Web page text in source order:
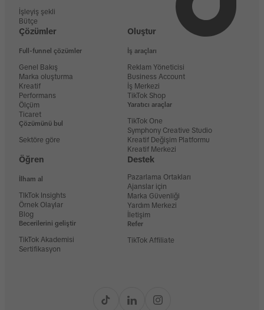
İşleyiş şekli
Bütçe
Çözümler
Full-funnel çözümler
Genel Bakış
Marka oluşturma
Kreatif
Performans
Ölçüm
Ticaret
Çözümünü bul
Sektöre göre
Oluştur
İş araçları
Reklam Yöneticisi
Business Account
İş Merkezi
TikTok Shop
Yaratıcı araçlar
TikTok One
Symphony Creative Studio
Kreatif Değişim Platformu
Kreatif Merkezi
Öğren
İlham al
TIkTok Insights
Örnek Olaylar
Blog
Becerilerini geliştir
TikTok Akademisi
Sertifikasyon
Destek
Pazarlama Ortakları
Ajanslar için
Marka Güvenliği
Yardım Merkezi
İletişim
Refer
TikTok Affiliate